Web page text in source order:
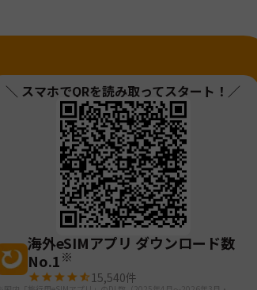
＼ スマホでQRを読み取ってスタート！／
海外eSIMアプリ ダウンロード数
No.1※
15,540件